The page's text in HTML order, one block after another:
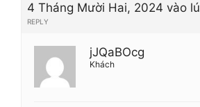
4 Tháng Mười Hai, 2024 vào
REPLY
jJQaBOcg
Khách